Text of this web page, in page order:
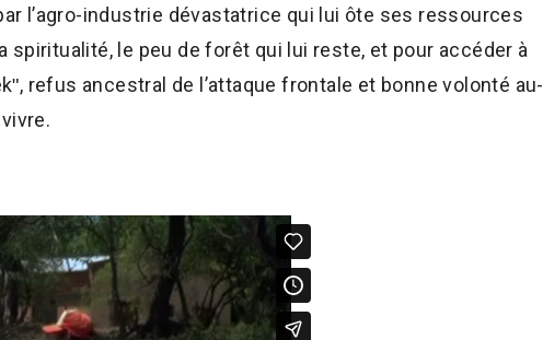
l’agro-industrie dévastatrice qui lui ôte ses ressources
le peu de forêt qui lui reste, et pour accéder à
refus ancestral de l’attaque frontale et bonne volonté au-